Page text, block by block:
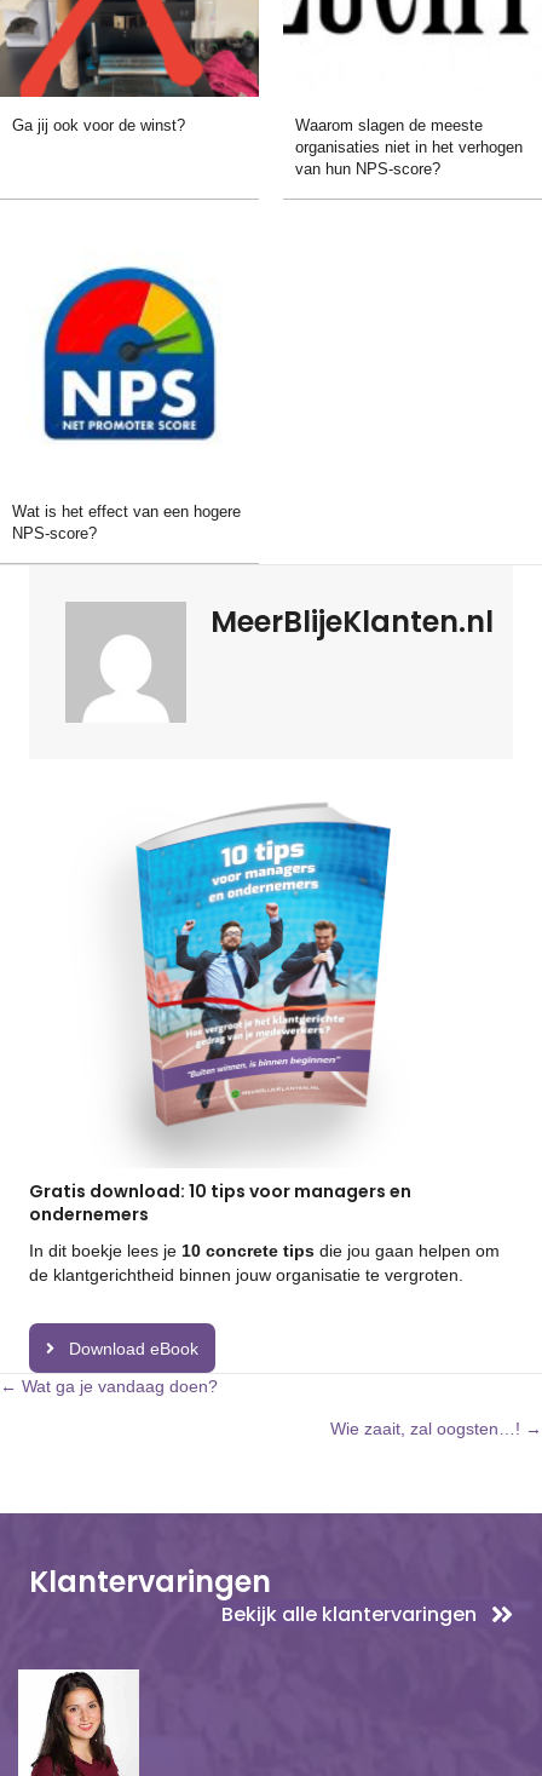
Ga jij ook voor de winst?
Waarom slagen de meeste
organisaties niet in het verhogen
van hun NPS-score?
Wat is het effect van een hogere
NPS-score?
MeerBlijeKlanten.nl
Gratis download: 10 tips voor managers en
ondernemers
In dit boekje lees je 10 concrete tips die jou gaan helpen om
de klantgerichtheid binnen jouw organisatie te vergroten.
Download eBook
Posts
← Wat ga je vandaag doen?
Wie zaait, zal oogsten…! →
Klantervaringen
Bekijk alle klantervaringen